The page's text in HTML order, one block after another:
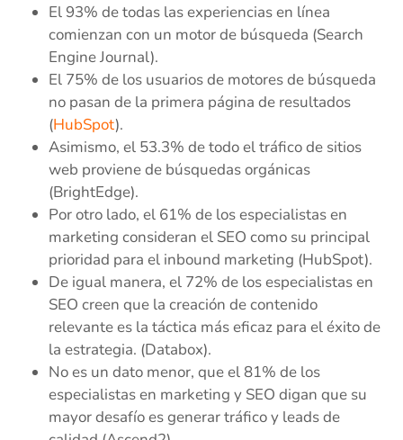
El 93% de todas las experiencias en línea
comienzan con un motor de búsqueda (Search
Engine Journal).
El 75% de los usuarios de motores de búsqueda
no pasan de la primera página de resultados
(HubSpot).
Asimismo, el 53.3% de todo el tráfico de sitios
web proviene de búsquedas orgánicas
(BrightEdge).
Por otro lado, el 61% de los especialistas en
marketing consideran el SEO como su principal
prioridad para el inbound marketing (HubSpot).
De igual manera, el 72% de los especialistas en
SEO creen que la creación de contenido
relevante es la táctica más eficaz para el éxito de
la estrategia. (Databox).
No es un dato menor, que el 81% de los
especialistas en marketing y SEO digan que su
mayor desafío es generar tráfico y leads de